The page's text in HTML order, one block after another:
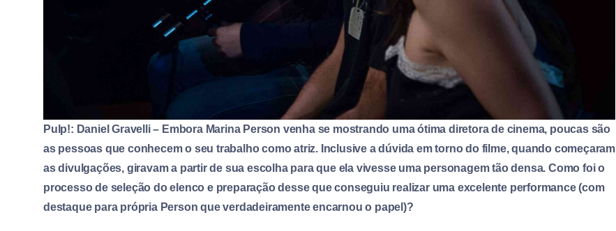
Pulp!: Daniel Gravelli – Embora Marina Person venha se mostrando uma ótima diretora de cinema, poucas são
as pessoas que conhecem o seu trabalho como atriz. Inclusive a dúvida em torno do filme, quando começaram
as divulgações, giravam a partir de sua escolha para que ela vivesse uma personagem tão densa. Como foi o
processo de seleção do elenco e preparação desse que conseguiu realizar uma excelente performance (com
destaque para própria Person que verdadeiramente encarnou o papel)?